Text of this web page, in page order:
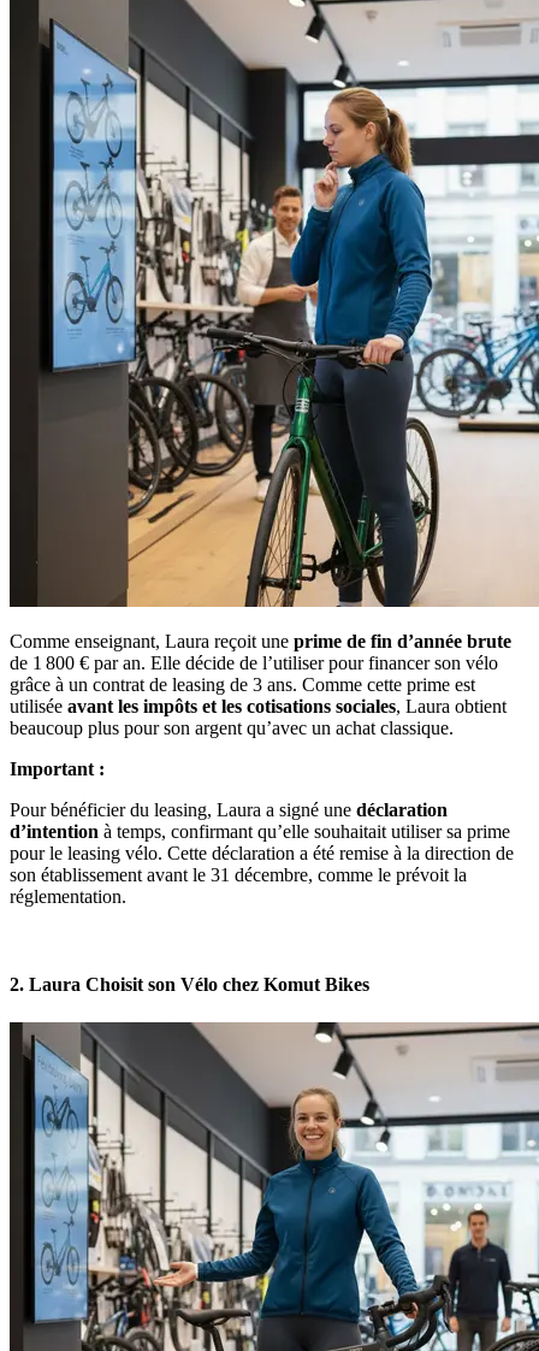
Comme enseignant, Laura reçoit une prime de fin d’année brute
de 1 800 € par an. Elle décide de l’utiliser pour financer son vélo
grâce à un contrat de leasing de 3 ans. Comme cette prime est
utilisée avant les impôts et les cotisations sociales, Laura obtient
beaucoup plus pour son argent qu’avec un achat classique.
Important :
Pour bénéficier du leasing, Laura a signé une déclaration
d’intention à temps, confirmant qu’elle souhaitait utiliser sa prime
pour le leasing vélo. Cette déclaration a été remise à la direction de
son établissement avant le 31 décembre, comme le prévoit la
réglementation.
2. Laura Choisit son Vélo chez Komut Bikes